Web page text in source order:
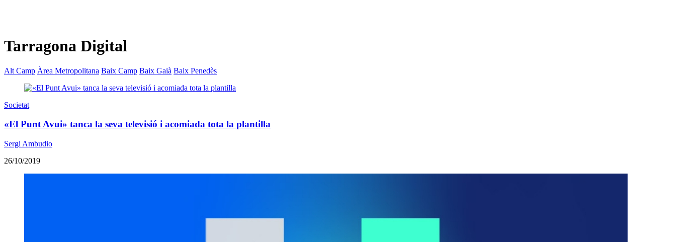
Tarragona Digital
Alt Camp Àrea Metropolitana Baix Camp Baix Gaià Baix Penedès
Societat
«El Punt Avui» tanca la seva televisió i acomiada tota la plantilla
Sergi Ambudio
26/10/2019